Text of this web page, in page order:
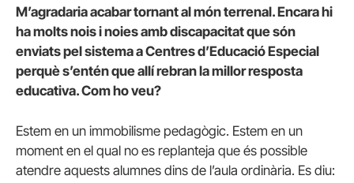
M’agradaria acabar tornant al món terrenal. Encara hi
ha molts nois i noies amb discapacitat que són
enviats pel sistema a Centres d’Educació Especial
perquè s’entén que allí rebran la millor resposta
educativa. Com ho veu?
Estem en un immobilisme pedagògic. Estem en un
moment en el qual no es replanteja que és possible
atendre aquests alumnes dins de l’aula ordinària. Es diu: